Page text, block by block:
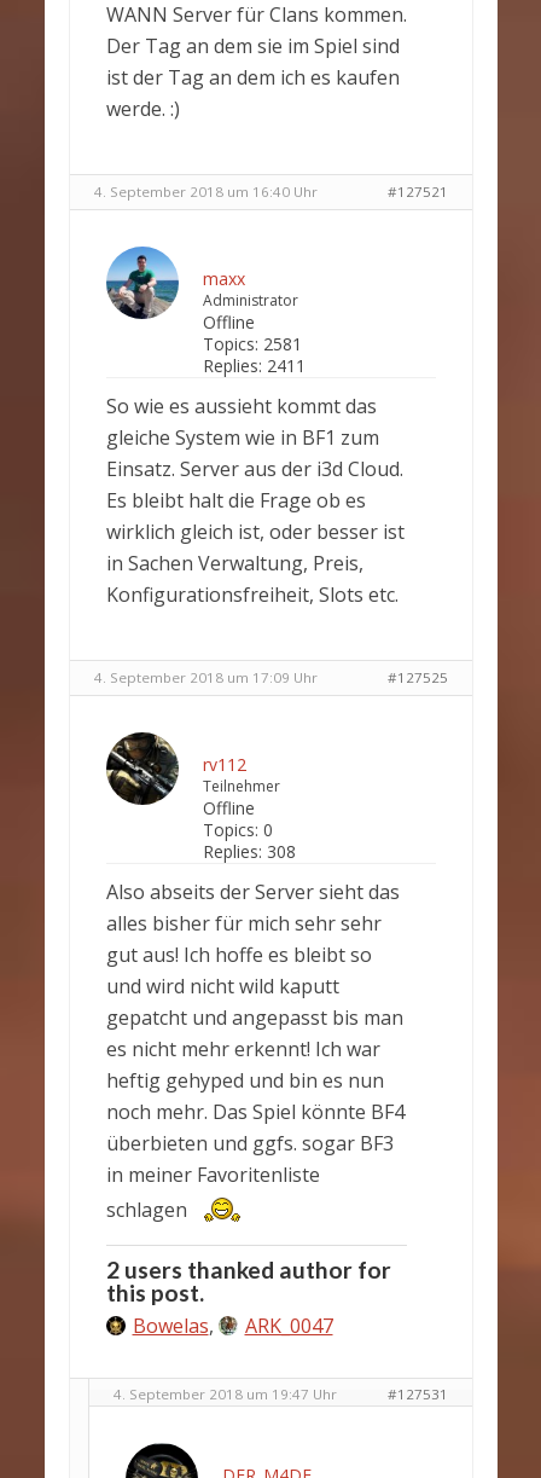
WANN Server für Clans kommen.
Der Tag an dem sie im Spiel sind
ist der Tag an dem ich es kaufen
werde. :)
4. September 2018 um 16:40 Uhr #127521
maxx
Administrator
Offline
Topics: 2581
Replies: 2411
So wie es aussieht kommt das
gleiche System wie in BF1 zum
Einsatz. Server aus der i3d Cloud.
Es bleibt halt die Frage ob es
wirklich gleich ist, oder besser ist
in Sachen Verwaltung, Preis,
Konfigurationsfreiheit, Slots etc.
4. September 2018 um 17:09 Uhr #127525
rv112
Teilnehmer
Offline
Topics: 0
Replies: 308
Also abseits der Server sieht das
alles bisher für mich sehr sehr
gut aus! Ich hoffe es bleibt so
und wird nicht wild kaputt
gepatcht und angepasst bis man
es nicht mehr erkennt! Ich war
heftig gehyped und bin es nun
noch mehr. Das Spiel könnte BF4
überbieten und ggfs. sogar BF3
in meiner Favoritenliste
schlagen
2 users thanked author for
this post.
Bowelas, ARK_0047
4. September 2018 um 19:47 Uhr #127531